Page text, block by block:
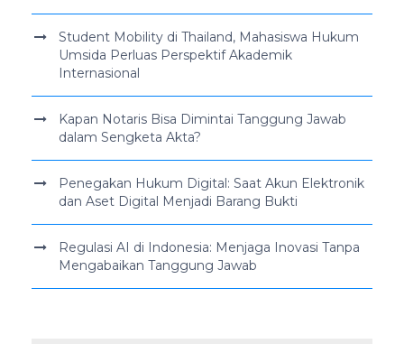
Student Mobility di Thailand, Mahasiswa Hukum
Umsida Perluas Perspektif Akademik
Internasional
Kapan Notaris Bisa Dimintai Tanggung Jawab
dalam Sengketa Akta?
Penegakan Hukum Digital: Saat Akun Elektronik
dan Aset Digital Menjadi Barang Bukti
Regulasi AI di Indonesia: Menjaga Inovasi Tanpa
Mengabaikan Tanggung Jawab